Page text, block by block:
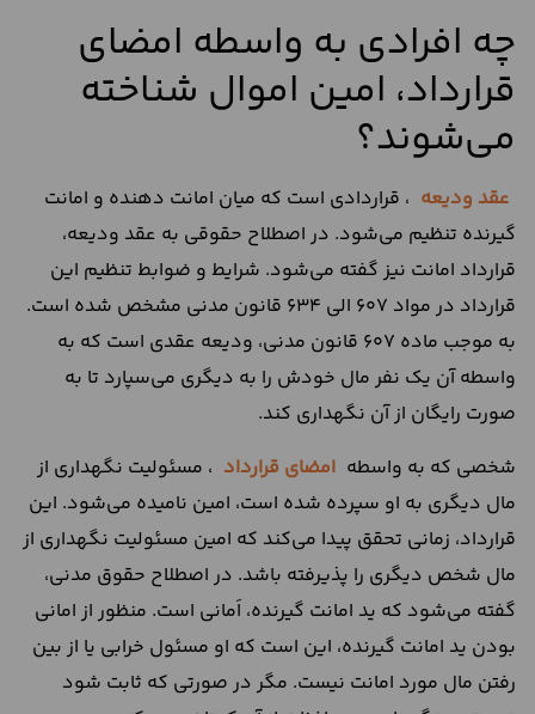
چه افرادی به واسطه امضای
قرارداد، امین اموال شناخته
می‌شوند؟
عقد ودیعه ، قراردادی است که میان امانت دهنده و امانت
گیرنده تنظیم می‌شود. در اصطلاح حقوقی به عقد ودیعه،
قرارداد امانت نیز گفته می‌شود. شرایط و ضوابط تنظیم این
قرارداد در مواد 607 الی 634 قانون مدنی مشخص شده است.
به موجب ماده 607 قانون مدنی، ودیعه عقدی است که به
واسطه آن یک نفر مال خودش را به دیگری می‌سپارد تا به
صورت رایگان از آن نگهداری کند.
شخصی که به واسطه امضای قرارداد ، مسئولیت نگهداری از
مال دیگری به او سپرده شده است، امین نامیده می‌شود. این
قرارداد، زمانی تحقق پیدا می‌کند که امین مسئولیت نگهداری از
مال شخص دیگری را پذیرفته باشد. در اصطلاح حقوق مدنی،
گفته می‌شود که ید امانت گیرنده، اَمانی است. منظور از امانی
بودن ید امانت گیرنده، این است که او مسئول خرابی یا از بین
رفتن مال مورد امانت نیست. مگر در صورتی که ثابت شود